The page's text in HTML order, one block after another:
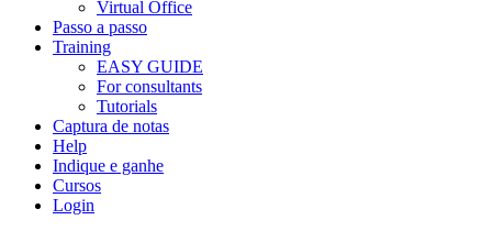
Virtual Office
Passo a passo
Training
EASY GUIDE
For consultants
Tutorials
Captura de notas
Help
Indique e ganhe
Cursos
Login